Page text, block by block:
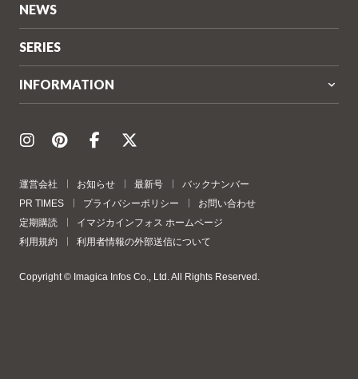
NEWS
SERIES
INFORMATION
運営会社 お知らせ 最新号
バックナンバー
PR TIMES
プライバシーポリシー
お問い合わせ
定期購読
イマジカインフォス ホームページ
利用規約
利用者情報の外部送信について
Copyright © Imagica Infos Co., Ltd. All Rights Reserved.